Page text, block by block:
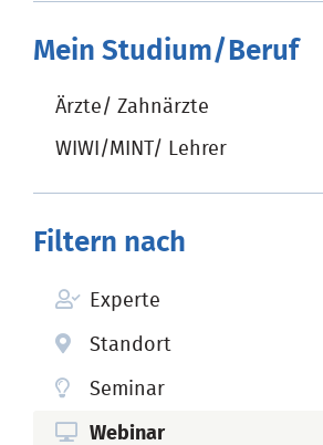
Mein Studium/Beruf
Ärzte/ Zahnärzte
WIWI/MINT/ Lehrer
Filtern nach
Experte
Standort
Seminar
Webinar